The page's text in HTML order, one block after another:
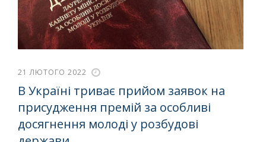
21 ЛЮТОГО 2022
В Україні триває прийом заявок на
присудження премій за особливі
досягнення молоді у розбудові